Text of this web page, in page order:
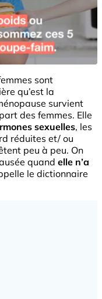
sont
qu’est la
survient
des femmes. Elle
sexuelles, les
réduites et/ ou
peu à peu. On
quand elle n’a
le dictionnaire